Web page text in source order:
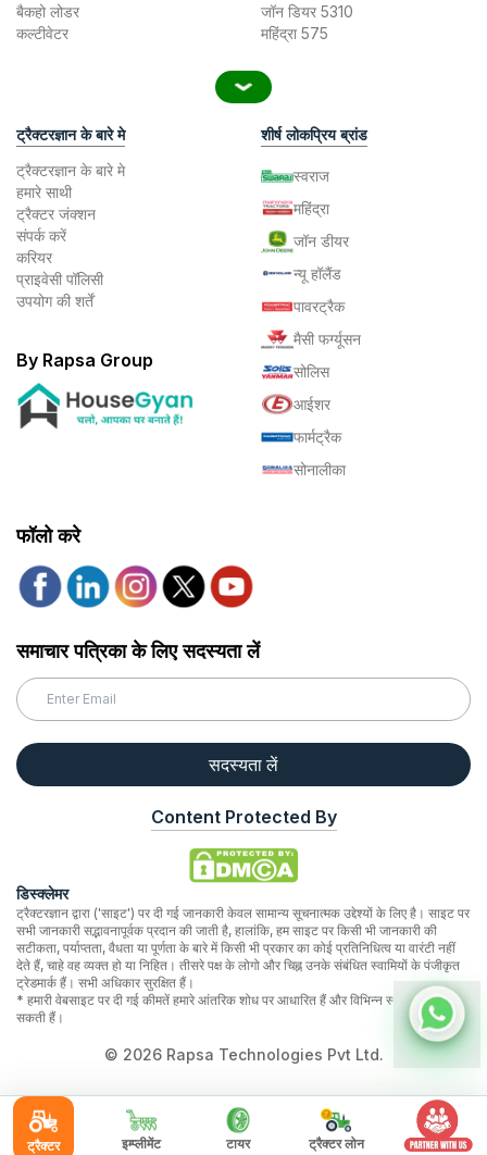
ट्रैक्टर इम्प्लीमेंट टायर ट्रैक्टर लोन
बैकहो लोडर
कल्टीवेटर
जॉन डियर 5310
महिंद्रा 575
ट्रैक्टरज्ञान के बारे मे
ट्रैक्टरज्ञान के बारे मे
हमारे साथी
ट्रैक्टर जंक्शन
संपर्क करें
करियर
प्राइवेसी पॉलिसी
उपयोग की शर्तें
By Rapsa Group
शीर्ष लोकप्रिय ब्रांड
स्वराज
महिंद्रा
जॉन डीयर
न्यू हॉलैंड
पावरट्रैक
मैसी फर्ग्यूसन
सोलिस
आईशर
फार्मट्रैक
सोनालीका
फॉलो करे
समाचार पत्रिका के लिए सदस्यता लें
सदस्यता लें
Content Protected By
डिस्क्लेमर
ट्रैक्टरज्ञान द्वारा ('साइट') पर दी गई जानकारी केवल सामान्य सूचनात्मक उद्देश्यों के लिए है। साइट पर
सभी जानकारी सद्भावनापूर्वक प्रदान की जाती है, हालांकि, हम साइट पर किसी भी जानकारी की
सटीकता, पर्याप्तता, वैधता या पूर्णता के बारे में किसी भी प्रकार का कोई प्रतिनिधित्व या वारंटी नहीं
देते हैं, चाहे वह व्यक्त हो या निहित। तीसरे पक्ष के लोगो और चिह्न उनके संबंधित स्वामियों के पंजीकृत
ट्रेडमार्क हैं। सभी अधिकार सुरक्षित हैं।
* हमारी वेबसाइट पर दी गई कीमतें हमारे आंतरिक शोध पर आधारित हैं और विभिन्न स्थानों पर भिन्न हो
सकती हैं।
© 2026Rapsa Technologies Pvt Ltd.